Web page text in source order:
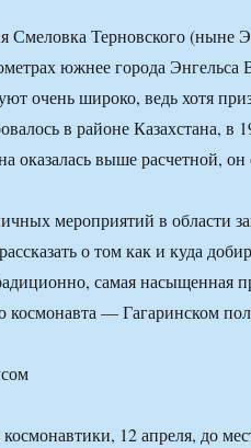
Смеловка Терновского (ныне
южнее города
очень широко, ведь хотя
в районе Казахстана, в
оказалась выше расчетной,
мероприятий в области
о том как и куда
самая насыщенная
космонавта — Гагаринском
12 апреля, до